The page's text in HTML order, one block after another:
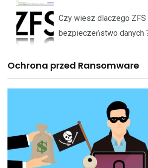
Czy wiesz dlaczego ZFS
bezpieczeństwo danych
Ochrona przed Ransomware